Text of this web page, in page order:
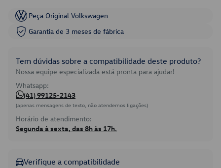
Peça Original Volkswagen
Garantia de 3 meses de fábrica
Tem dúvidas sobre a compatibilidade deste produto?
Nossa equipe especializada está pronta para ajudar!
Whatsapp:
(41) 99125-2143
(apenas mensagens de texto, não atendemos ligações)
Horário de atendimento:
Segunda à sexta, das 8h às 17h.
Verifique a compatibilidade